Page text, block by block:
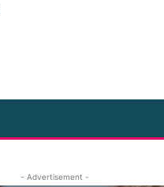
- Advertisement -